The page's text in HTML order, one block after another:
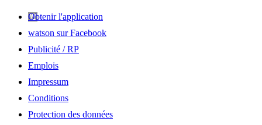
Obtenir l'application
watson sur Facebook
Publicité / RP
Emplois
Impressum
Conditions
Protection des données